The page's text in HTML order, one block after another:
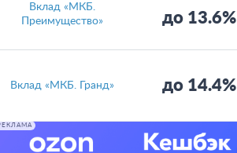
Вклад «МКБ.
Преимущество»
до 13.6%
Вклад «МКБ. Гранд» до 14.4%